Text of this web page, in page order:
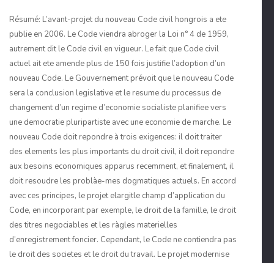
Résumé: L’avant-projet du nouveau Code civil hongrois a ete
publie en 2006. Le Code viendra abroger la Loi n° 4 de 1959,
autrement dit le Code civil en vigueur. Le fait que Code civil
actuel ait ete amende plus de 150 fois justifie l’adoption d’un
nouveau Code. Le Gouvernement prévoit que le nouveau Code
sera la conclusion legislative et le resume du processus de
changement d’un regime d’economie socialiste planifiee vers
une democra­tie pluripartiste avec une economie de marche. Le
nouveau Code doit repondre à trois exigences: il doit traiter
des elements les plus importants du droit civil, il doit repondre
aux besoins economiques apparus recemment, et finalement, il
doit resoudre les problàe-mes dogmatiques actuels. En accord
avec ces principes, le projet elargitle champ d’appli­cation du
Code, en incorporant par exemple, le droit de la famille, le droit
des titres negociables et les ràgles materielles
d’enregistrement foncier. Cependant, le Code ne contiendra pas
le droit des societes et le droit du travail. Le projet modernise